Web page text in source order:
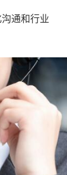
通和行业